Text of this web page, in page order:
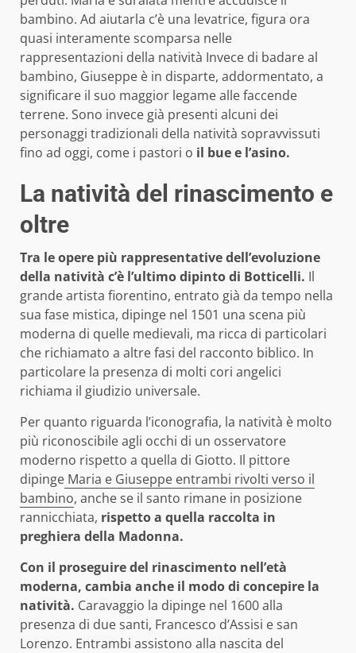
bambino. Ad aiutarla c’è una levatrice, figura ora
quasi interamente scomparsa nelle
rappresentazioni della natività Invece di badare al
bambino, Giuseppe è in disparte, addormentato, a
significare il suo maggior legame alle faccende
terrene. Sono invece già presenti alcuni dei
personaggi tradizionali della natività sopravvissuti
fino ad oggi, come i pastori o il bue e l’asino.
La natività del rinascimento e
oltre
Tra le opere più rappresentative dell’evoluzione
della natività c’è l’ultimo dipinto di Botticelli. Il
grande artista fiorentino, entrato già da tempo nella
sua fase mistica, dipinge nel 1501 una scena più
moderna di quelle medievali, ma ricca di particolari
che richiamato a altre fasi del racconto biblico. In
particolare la presenza di molti cori angelici
richiama il giudizio universale.
Per quanto riguarda l’iconografia, la natività è molto
più riconoscibile agli occhi di un osservatore
moderno rispetto a quella di Giotto. Il pittore
dipinge Maria e Giuseppe entrambi rivolti verso il
bambino, anche se il santo rimane in posizione
rannicchiata, rispetto a quella raccolta in
preghiera della Madonna.
Con il proseguire del rinascimento nell’età
moderna, cambia anche il modo di concepire la
natività. Caravaggio la dipinge nel 1600 alla
presenza di due santi, Francesco d’Assisi e san
Lorenzo. Entrambi assistono alla nascita del